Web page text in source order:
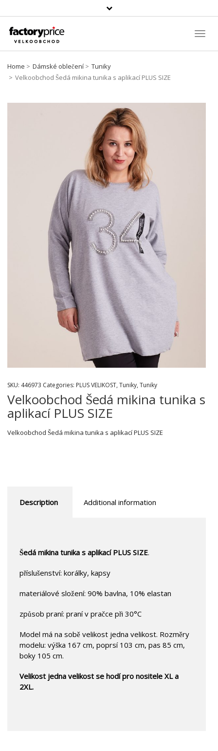
Vyhledávání
Home Dámské oblečení
Tuniky
Velkoobchod Šedá mikina tunika s aplikací PLUS SIZE
SKU: 446973 Categories: PLUS VELIKOST, Tuniky, Tuniky
Velkoobchod Šedá mikina tunika s
aplikací PLUS SIZE
Velkoobchod Šedá mikina tunika s aplikací PLUS SIZE
Description Additional information
Šedá mikina tunika s aplikací PLUS SIZE.
příslušenství: korálky, kapsy
materiálové složení: 90% bavlna, 10% elastan
způsob praní: praní v pračce při 30°C
Model má na sobě velikost jedna velikost. Rozměry
modelu: výška 167 cm, poprsí 103 cm, pas 85 cm,
boky 105 cm.
Velikost jedna velikost se hodí pro nositele XL a
2XL.